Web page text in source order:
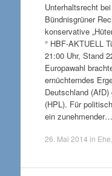
Unterhaltsrecht
Bündnisgrüner
konservative
° HBF-AKTUELL
21:00 Uhr, Stand
Europawahl
ernüchterndes
Deutschland
(HPL). Für
ein zunehmender…
26. Mai 2014 in Ehe